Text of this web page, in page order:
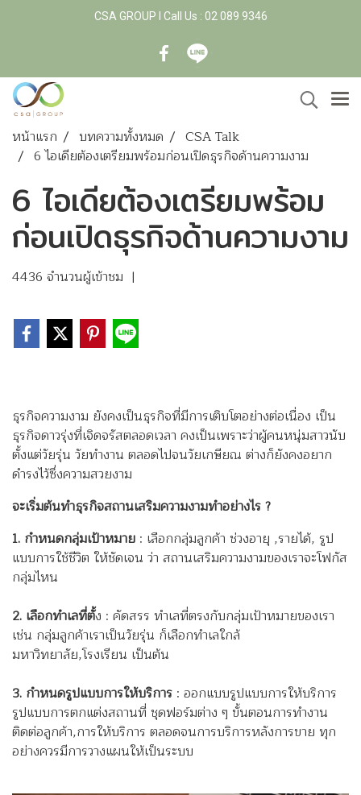
CSA GROUP l Call Us : 02 089 9346
หน้าแรก บทความทั้งหมด
CSA Talk
6 ไอเดียต้องเตรียมพร้อมก่อนเปิดธุรกิจด้านความงาม
6 ไอเดียต้องเตรียมพร้อม
ก่อนเปิดธุรกิจด้านความงาม
4436 จำนวนผู้เข้าชม |
ธุรกิจความงาม ยังคงเป็นธุรกิจที่มีการเติบโตอย่างต่อเนื่อง เป็น
ธุรกิจดาวรุ่งที่เจิดจรัสตลอดเวลา คงเป็นเพราะว่าผู้คนหนุ่มสาวนับ
ตั้งแต่วัยรุ่น วัยทำงาน ตลอดไปจนวัยเกษียณ ต่างก็ยังคงอยาก
ดำรงไว้ซึ่งความสวยงาม
จะเริ่มต้นทำธุรกิจสถานเสริมความงามทำอย่างไร ?
1. กำหนดกลุ่มเป้าหมาย : เลือกกลุ่มลูกค้า ช่วงอายุ ,รายได้, รูป
แบบการใช้ชีวิต ให้ชัดเจน ว่า สถานเสริมความงามของเราจะโฟกัส
กลุ่มไหน
2. เลือกทำเลที่ตั้ง : คัดสรร ทำเลที่ตรงกับกลุ่มเป้าหมายของเรา
เช่น กลุ่มลูกค้าเราเป็นวัยรุ่น ก็เลือกทำเลใกล้
มหาวิทยาลัย,โรงเรียน เป็นต้น
3. กำหนดรูปแบบการให้บริการ : ออกแบบรูปแบบการให้บริการ
รูปแบบการตกแต่งสถานที่ ชุดฟอร์มต่าง ๆ ขั้นตอนการทำงาน
ติดต่อลูกค้า,การให้บริการ ตลอดจนการบริการหลังการขาย ทุก
อย่างควรมีการวางแผนให้เป็นระบบ